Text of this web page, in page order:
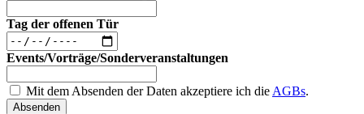
Tag der offenen Tür
Events/Vorträge/Sonderveranstaltungen
Mit dem Absenden der Daten akzeptiere ich die AGBs.
Absenden